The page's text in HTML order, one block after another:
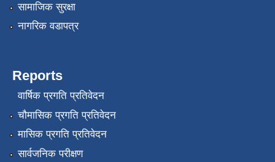
सामाजिक सुरक्षा
नागरिक वडापत्र
Reports
वार्षिक प्रगति प्रतिवेदन
चौमासिक प्रगति प्रतिवेदन
मासिक प्रगति प्रतिवेदन
सार्वजनिक परीक्षण